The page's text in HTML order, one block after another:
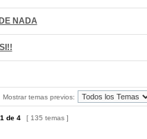
NADA
Mostrar temas previos:
1 de 4 [ 135 temas ]